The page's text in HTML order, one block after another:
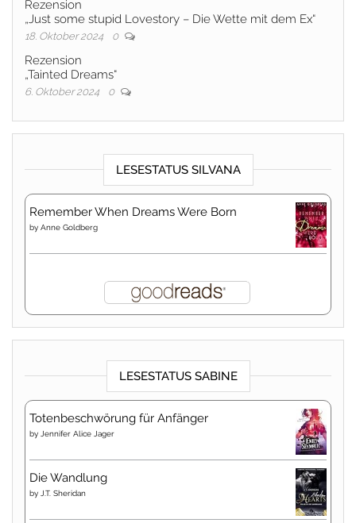
Rezension
„Just some stupid Lovestory – Die Wette mit dem Ex“
18. Oktober 2024 0
Rezension
„Tainted Dreams“
6. Oktober 2024 0
LESESTATUS SILVANA
Remember When Dreams Were Born
by Anne Goldberg
LESESTATUS SABINE
Totenbeschwörung für Anfänger
by Jennifer Alice Jager
Die Wandlung
by J.T. Sheridan